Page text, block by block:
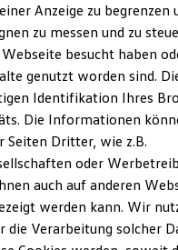
und Updates
ID.
ID. Polo
Ort in Gotha und
und Überraschungen.
Event den
Mal persönlich
Anzeige zu begrenzen
zu messen und zu
besucht haben
genutzt worden sind.
Identifikation Ihres
Die Informationen
Seiten Dritter, wie z.B.
oder
auch auf anderen
werden kann. Wir
die Verarbeitung solcher